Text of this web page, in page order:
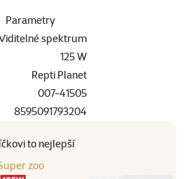
Parametry
Viditelné spektrum
125 W
Repti Planet
007-41505
8595091793204
to nejlepší
zoo